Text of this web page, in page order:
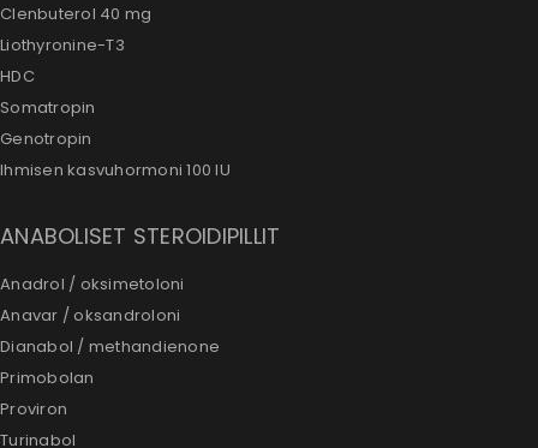
Clenbuterol 40 mg
Liothyronine-T3
HDC
Somatropin
Genotropin
Ihmisen kasvuhormoni 100 IU
ANABOLISET STEROIDIPILLIT
Anadrol / oksimetoloni
Anavar / oksandroloni
Dianabol / methandienone
Primobolan
Proviron
Turinabol